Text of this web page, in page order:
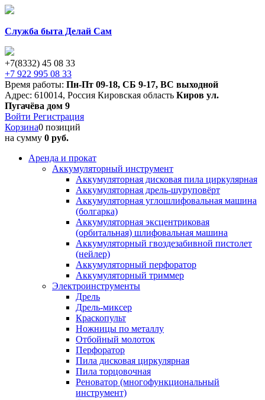
Служба быта Делай Сам
+7(8332) 45 08 33
+7 922 995 08 33
Время работы: Пн-Пт 09-18, СБ 9-17, ВС выходной
Адрес: 610014, Россия Кировская область Киров ул.
Пугачёва дом 9
Войти Регистрация
Корзина0 позиций
на сумму 0 руб.
Аренда и прокат
Аккумуляторный инструмент
Аккумуляторная дисковая пила циркулярная
Аккумуляторная дрель-шуруповёрт
Аккумуляторная углошлифовальная машина
(болгарка)
Аккумуляторная эксцентриковая
(орбитальная) шлифовальная машина
Аккумуляторный гвоздезабивной пистолет
(нейлер)
Аккумуляторный перфоратор
Аккумуляторный триммер
Электроинструменты
Дрель
Дрель-миксер
Краскопульт
Ножницы по металлу
Отбойный молоток
Перфоратор
Пила дисковая циркулярная
Пила торцовочная
Реноватор (многофункциональный
инструмент)